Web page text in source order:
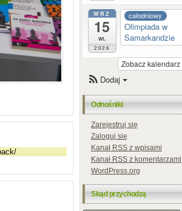
WRZ
15
wt.
2026
całodniowy
Olimpiada w
Samarkandzie
Zobacz kalendarz
Dodaj
Odnośniki
Zarejestruj się
Zaloguj się
KanałRSSz wpisami
KanałRSSz komentarzami
WordPress.org
Skąd przychodzą